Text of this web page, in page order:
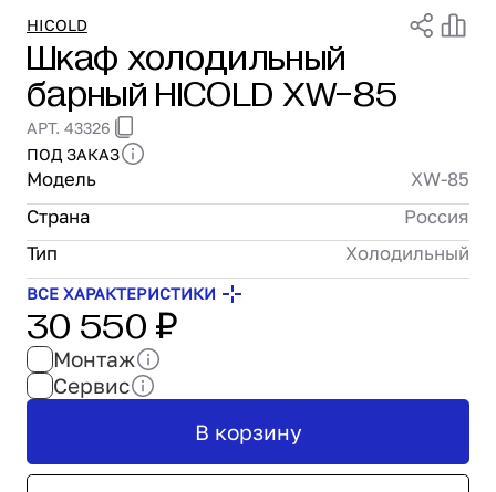
Проектирование
Сервис и монтаж
ПОКУПАТЕЛЯМ
Доставка и оплата
Гарантия и возврат
Лизинг
Акции
О нас
Бренды
Контакты
HICOLD
Шкаф холодильный
барный HICOLD XW-85
АРТ. 43326
ПОД ЗАКАЗ
Модель
XW-85
Страна
Россия
Тип
Холодильный
ВСЕ ХАРАКТЕРИСТИКИ
30 550 ₽
Монтаж
Сервис
В корзину